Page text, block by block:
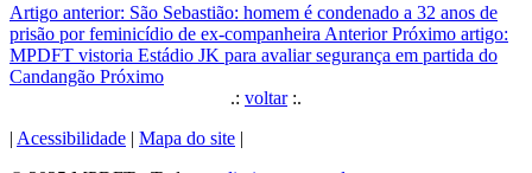
Artigo anterior: São Sebastião: homem é condenado a 32 anos de
prisão por feminicídio de ex-companheira Anterior Próximo artigo:
MPDFT vistoria Estádio JK para avaliar segurança em partida do
Candangão Próximo
.: voltar:.
| Acessibilidade | Mapa do site |